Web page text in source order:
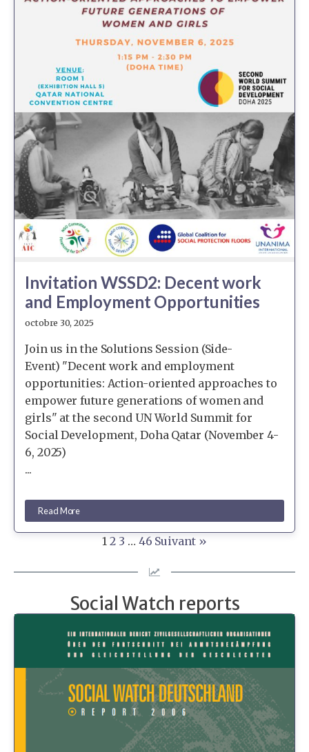
Invitation WSSD2: Decent work
and Employment Opportunities
octobre 30, 2025
Join us in the Solutions Session (Side-
Event) "Decent work and employment
opportunities: Action-oriented approaches to
empower future generations of women and
girls" at the second UN World Summit for
Social Development, Doha Qatar (November 4-
6, 2025)
...
Read More
1 2 3 … 46 Suivant »
Social Watch reports